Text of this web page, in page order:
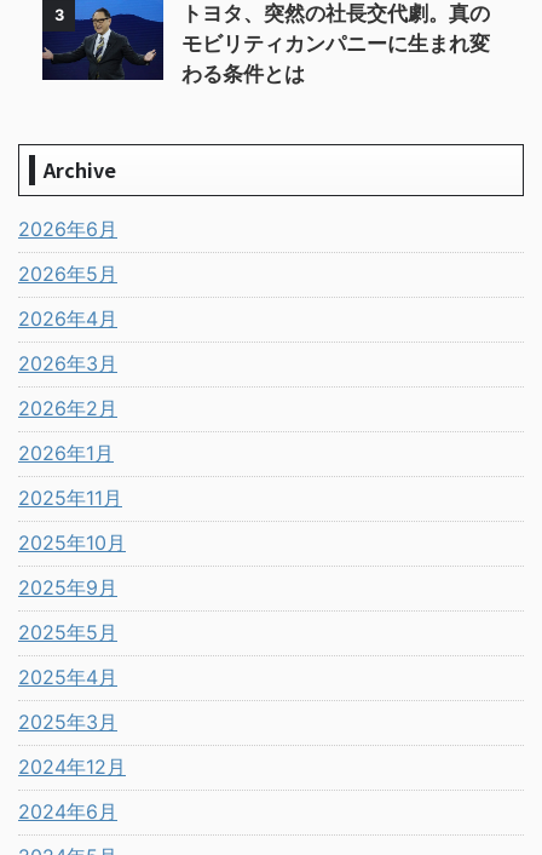
3
トヨタ、突然の社長交代劇。真の
モビリティカンパニーに生まれ変
わる条件とは
Archive
2026年6月
2026年5月
2026年4月
2026年3月
2026年2月
2026年1月
2025年11月
2025年10月
2025年9月
2025年5月
2025年4月
2025年3月
2024年12月
2024年6月